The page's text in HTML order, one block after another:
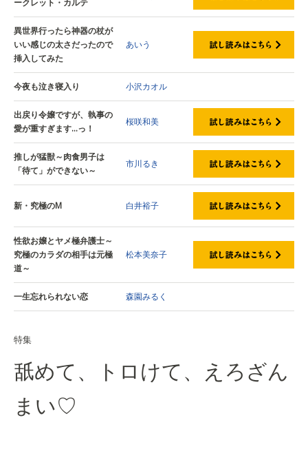
ークレット・カルテ
異世界行ったら神器の杖が
いい感じの太さだったので
挿入してみた
あいう
今夜も泣き寝入り 小沢カオル
出戻り令嬢ですが、執事の
愛が重すぎます…っ！
桜咲和美
推しが猛獣～肉食男子は
「待て」ができない～
市川るき
新・究極のM 白井裕子
性欲お嬢とヤメ極弁護士～
究極のカラダの相手は元極
道～
松本美奈子
一生忘れられない恋 森園みるく
特集
舐めて、トロけて、えろざん
まい♡